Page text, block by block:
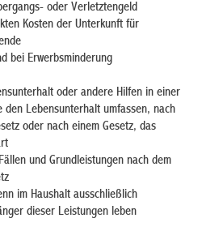
oder Verletztengeld
Kosten der Unterkunft für
bei Erwerbsminderung
oder andere Hilfen in einer
Lebensunterhalt umfassen, nach
oder nach einem Gesetz, das
und Grundleistungen nach dem
im Haushalt ausschließlich
dieser Leistungen leben